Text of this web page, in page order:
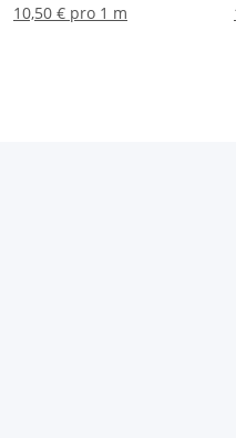
10,50 € pro 1 m